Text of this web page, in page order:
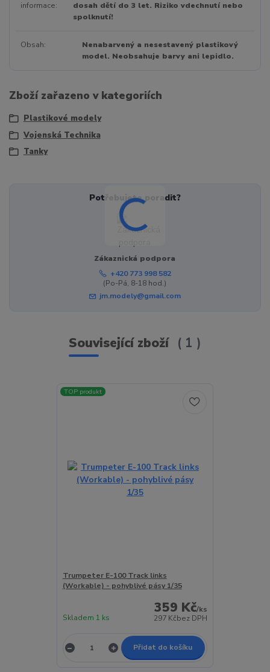
informace
dosah dětí do 3 let. Riziko vdechnutí nebo
spolknutí!
Obsah
Nenabarvený a nesestavený plastikový
model. Neobsahuje barvy ani lepidlo.
Zboží zařazeno v kategoriích
Plastikové modely
Vojenská Technika
Tanky
Potřebujete poradit?
Zákaznická podpora
+420 773 998 582
(Po-Pá, 8-18 hod.)
jm.modely@gmail.com
Související zboží 1
TOP produkt
Trumpeter E-100 Track links
(Workable) - pohyblivé pásy 1/35
359 Kč/ks
297 Kčbez DPH
Skladem 1 ks
Přidat do košíku